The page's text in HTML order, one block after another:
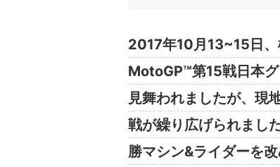
2017年10月13~15日、
MotoGP™第15戦日本
見舞われましたが、現
戦が繰り広げられまし
勝マシン&ライダーを